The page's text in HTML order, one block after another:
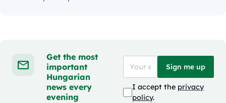
Get the most
important
Hungarian
news every
evening
Sign me up
I accept the privacy
policy.